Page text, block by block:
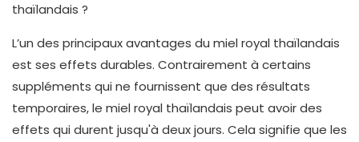
thaïlandais ?
L’un des principaux avantages du miel royal thaïlandais
est ses effets durables. Contrairement à certains
suppléments qui ne fournissent que des résultats
temporaires, le miel royal thaïlandais peut avoir des
effets qui durent jusqu'à deux jours. Cela signifie que les